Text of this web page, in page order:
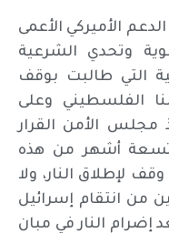
الأميركي الأعمى
وتحدي الشرعية
التي طالبت بوقف
الفلسطيني وعلى
مجلس الأمن القرار
من تسعة أشهر من هذه
وقف لإطلاق النار، ولا
من انتقام إسرائيل
النار في مبان